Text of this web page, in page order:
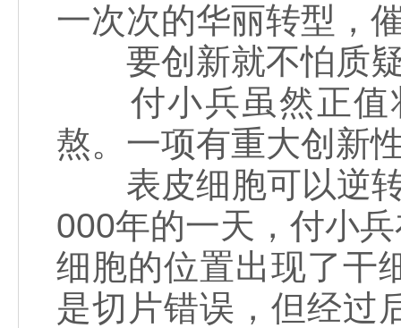
一次次的华丽转型，
要创新就不怕质
付小兵虽然正值
熬。一项有重大创新
表皮细胞可以逆转
000年的一天，付小
细胞的位置出现了干
是切片错误，但经过